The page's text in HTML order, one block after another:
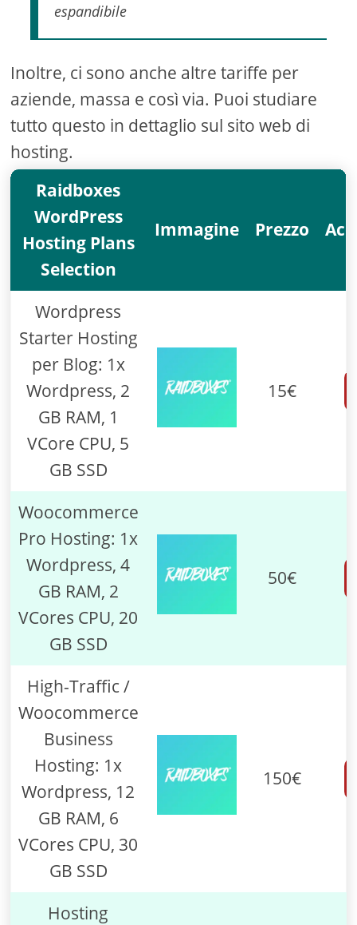
espandibile
Inoltre, ci sono anche altre tariffe per
aziende, massa e così via. Puoi studiare
tutto questo in dettaglio sul sito web di
hosting.
Raidboxes
WordPress
Hosting Plans
Selection
Immagine Prezzo
Wordpress
Starter Hosting
per Blog: 1x
Wordpress, 2
GB RAM, 1
VCore CPU, 5
GB SSD
15€
Woocommerce
Pro Hosting: 1x
Wordpress, 4
GB RAM, 2
VCores CPU, 20
GB SSD
50€
High-Traffic /
Woocommerce
Business
Hosting: 1x
Wordpress, 12
GB RAM, 6
VCores CPU, 30
GB SSD
150€
Hosting